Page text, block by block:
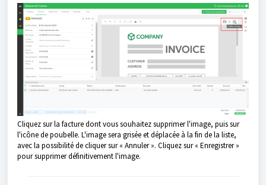
Cliquez sur la facture dont vous souhaitez supprimer l'image, puis sur
l'icône de poubelle. L'image sera grisée et déplacée à la fin de la liste,
avec la possibilité de cliquer sur « Annuler ». Cliquez sur « Enregistrer »
pour supprimer définitivement l'image.